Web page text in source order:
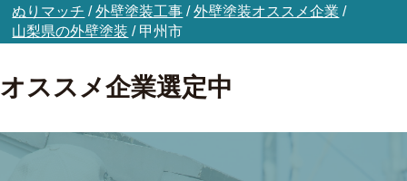
ぬりマッチ /外壁塗装工事 /外壁塗装オススメ企業 /
山梨県の外壁塗装 / 甲州市
オススメ企業選定中